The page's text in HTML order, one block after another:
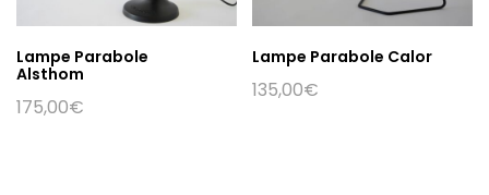
Lampe Parabole
Alsthom
175,00€
Lampe Parabole Calor
135,00€